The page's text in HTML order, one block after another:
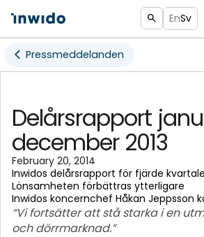
EnSv
Pressmeddelanden
Delårsrapport
december 2013
February 20, 2014
Inwidos delårsrapport för fjärde
Lönsamheten förbättras ytterligare
Inwidos koncernchef Håkan Jeppsson
“Vi fortsätter att stå starka i en
och dörrmarknad.”